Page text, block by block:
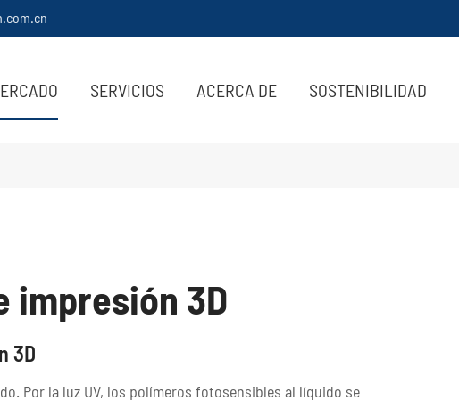
SERVICIOS ACERCA DE SOSTENIBILIDAD
impresión 3D
3D
Por la luz UV, los polímeros fotosensibles al líquido se